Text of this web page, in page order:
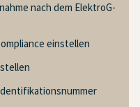
nach dem ElektroG-
einstellen